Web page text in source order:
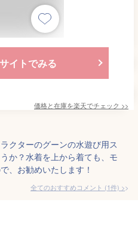
イトでみる
価格と在庫を楽天でチェック >>
クターのグーンの水遊び用ス
か？水着を上から着ても、モ
、お勧めいたします！
全てのおすすめコメント (1件) >